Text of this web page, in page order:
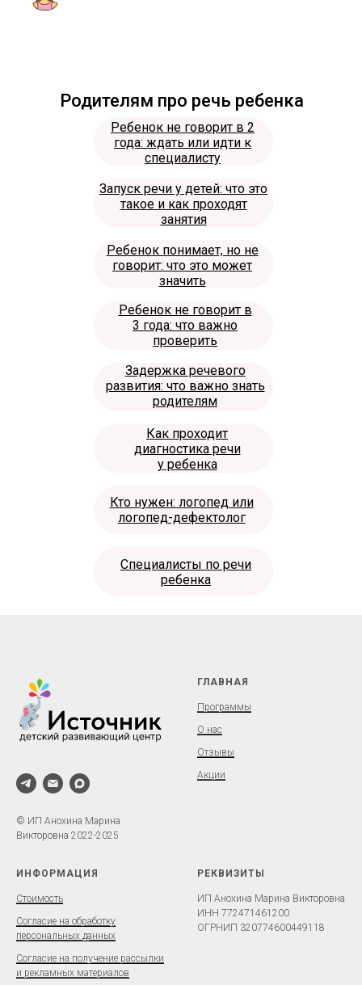
Родителям про речь ребенка
Ребенок не говорит в 2
года: ждать или идти к
специалисту
Запуск речи у детей: что это
такое и как проходят
занятия
Ребенок понимает, но не
говорит: что это может
значить
Кто нужен: логопед или
логопед-дефектолог
Ребенок не говорит в
3 года: что важно
проверить
Задержка речевого
развития: что важно знать
родителям
Как проходит
диагностика речи
у ребенка
Специалисты по речи
ребенка
© ИП Анохина Марина
Викторовна 2022-2025
ГЛАВНАЯ
Программы
О нас
Отзывы
Акции
ИНФОРМАЦИЯ
Стоимость
Согласие на обработку
персональных данных
Согласие на получение рассылки
и рекламных материалов
РЕКВИЗИТЫ
ИП Анохина Марина Викторовна
ИНН 772471461200
ОГРНИП 320774600449118